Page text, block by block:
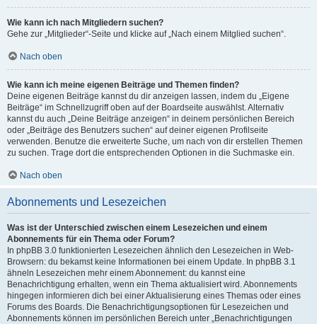
Wie kann ich nach Mitgliedern suchen?
Gehe zur „Mitglieder“-Seite und klicke auf „Nach einem Mitglied suchen“.
Nach oben
Wie kann ich meine eigenen Beiträge und Themen finden?
Deine eigenen Beiträge kannst du dir anzeigen lassen, indem du „Eigene
Beiträge“ im Schnellzugriff oben auf der Boardseite auswählst. Alternativ
kannst du auch „Deine Beiträge anzeigen“ in deinem persönlichen Bereich
oder „Beiträge des Benutzers suchen“ auf deiner eigenen Profilseite
verwenden. Benutze die erweiterte Suche, um nach von dir erstellen Themen
zu suchen. Trage dort die entsprechenden Optionen in die Suchmaske ein.
Nach oben
Abonnements und Lesezeichen
Was ist der Unterschied zwischen einem Lesezeichen und einem
Abonnements für ein Thema oder Forum?
In phpBB 3.0 funktionierten Lesezeichen ähnlich den Lesezeichen in Web-
Browsern: du bekamst keine Informationen bei einem Update. In phpBB 3.1
ähneln Lesezeichen mehr einem Abonnement: du kannst eine
Benachrichtigung erhalten, wenn ein Thema aktualisiert wird. Abonnements
hingegen informieren dich bei einer Aktualisierung eines Themas oder eines
Forums des Boards. Die Benachrichtigungsoptionen für Lesezeichen und
Abonnements können im persönlichen Bereich unter „Benachrichtigungen